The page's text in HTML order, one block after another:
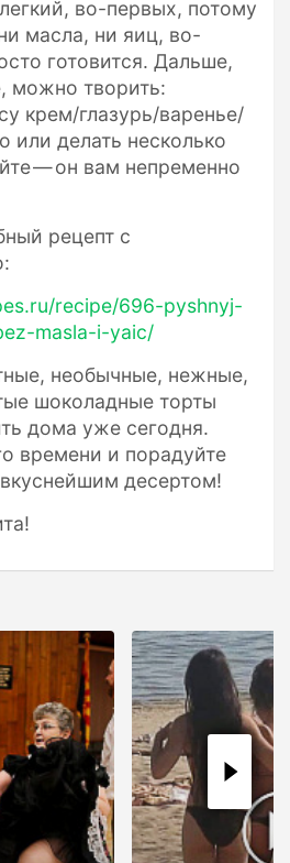
во-первых, потому
масла, ни яиц, во-
готовится. Дальше,
можно творить:
крем/глазурь/варенье/
или делать несколько
— он вам непременно
рецепт с
recipe/696-pyshnyj-
masla-i-yaic/
необычные, нежные,
шоколадные торты
дома уже сегодня.
времени и порадуйте
десертом!